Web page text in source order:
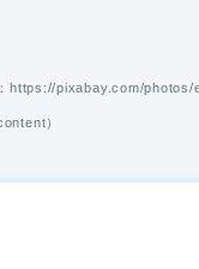
https://pixabay.com/photos/
）